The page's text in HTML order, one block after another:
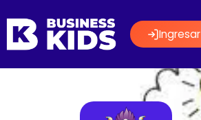
Ingresar